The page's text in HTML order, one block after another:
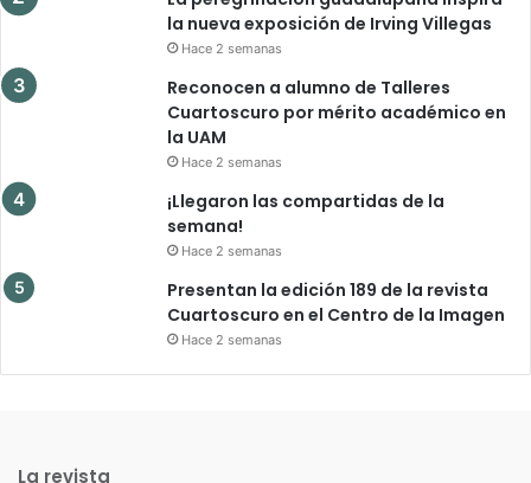
la nueva exposición de Irving Villegas
Hace 2 semanas
Reconocen a alumno de Talleres
Cuartoscuro por mérito académico en
la UAM
Hace 2 semanas
¡Llegaron las compartidas de la
semana!
Hace 2 semanas
Presentan la edición 189 de la revista
Cuartoscuro en el Centro de la Imagen
Hace 2 semanas
La revista